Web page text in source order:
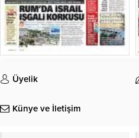
Üyelik
Künye ve İletişim